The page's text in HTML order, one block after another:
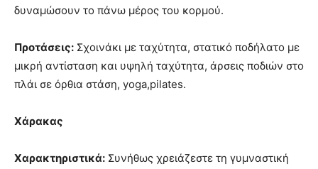
δυναμώσουν το πάνω μέρος του κορμού.
Προτάσεις: Σχοινάκι με ταχύτητα, στατικό ποδήλατο με
μικρή αντίσταση και υψηλή ταχύτητα, άρσεις ποδιών στο
πλάι σε όρθια στάση, yoga,pilates.
Χάρακας
Χαρακτηριστικά: Συνήθως χρειάζεστε τη γυμναστική